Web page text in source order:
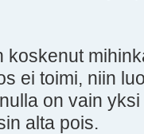
koskenut
ei toimi, niin
on vain
alta pois.